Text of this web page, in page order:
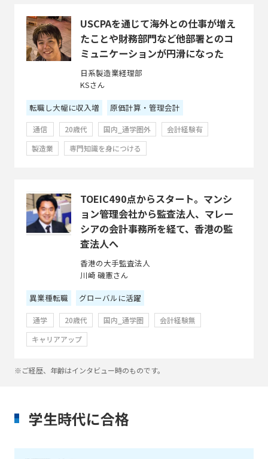
USCPAを通じて海外との仕事が増え
たことや財務部門など他部署とのコ
ミュニケーションが円滑になった
日系製造業経理部
KSさん
転職し大幅に収入増
原価計算・管理会計
通信 20歳代 国内_通学圏外
会計経験有
製造業
専門知識を身につける
TOEIC490点からスタート。マンシ
ョン管理会社から監査法人、マレー
シアの会計事務所を経て、香港の監
査法人へ
香港の大手監査法人
川崎 磯憲さん
異業種転職
グローバルに活躍
通学 20歳代 国内_通学圏
会計経験無
キャリアアップ
※ご経歴、年齢はインタビュー時のものです。
学生時代に合格